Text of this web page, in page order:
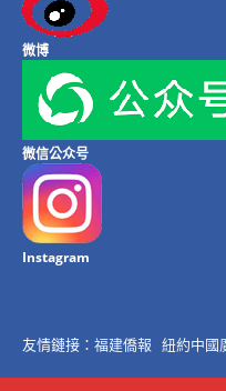
微博
微信公众号
Instagram
友情鏈接： 福建僑報 紐約中國